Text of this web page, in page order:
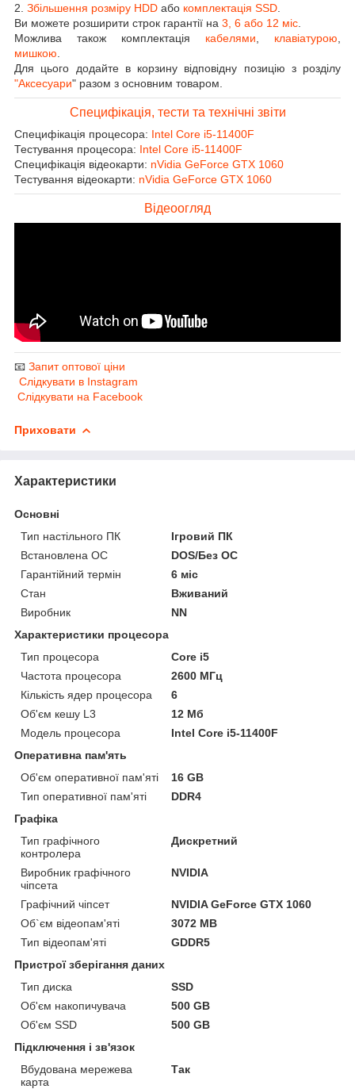
2. Збільшення розміру HDD або комплектація SSD
Ви можете розширити строк гарантії на 3, 6 або 12 міс
Можлива також комплектація кабелями клавіатурою
мишкою
Для цього додайте в корзину відповідну позицію з розділу
"Аксесуари" разом з основним товаром.
Специфікація, тести та технічні звіти
Специфікація процесора: Intel Core i5-11400F
Тестування процесора: Intel Core i5-11400F
Специфікація відеокарти: nVidia GeForce GTX 1060
Тестування відеокарти: nVidia GeForce GTX 1060
Відеоогляд
📧 Запит оптової ціни
Слідкувати в Instagram
Слідкувати на Facebook
Приховати
Характеристики
Основні
Тип настільного ПК
Ігровий ПК
Встановлена ОС
DOS/Без ОС
Гарантійний термін
6 міс
Стан
Вживаний
Виробник
NN
Характеристики процесора
Тип процесора
Core i5
Частота процесора
2600 МГц
Кількість ядер процесора
6
Об'єм кешу L3
12 Мб
Модель процесора
Intel Core i5-11400F
Оперативна пам'ять
Об'єм оперативної пам'яті
16 GB
Тип оперативної пам'яті
DDR4
Графіка
Тип графічного
контролера
Дискретний
Виробник графічного
чіпсета
NVIDIA
Графічний чіпсет
NVIDIA GeForce GTX 1060
Об`єм відеопам'яті
3072 MB
Тип відеопам'яті
GDDR5
Пристрої зберігання даних
Тип диска
SSD
Об'єм накопичувача
500 GB
Об'єм SSD
500 GB
Підключення і зв'язок
Вбудована мережева
карта
Так